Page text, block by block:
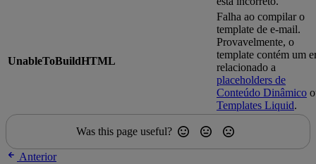
UnableToBuildHTML
Falha ao compilar o
template de e-mail.
Provavelmente, o
template contém um
relacionado a
placeholders de
Conteúdo Dinâmico
Templates Liquid.
Was this page useful?
Anterior